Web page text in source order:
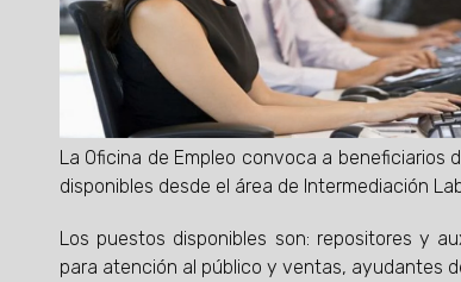
La Oficina de Empleo convoca a
disponibles desde el área de Intermediación
Los puestos disponibles son: repositores y
para atención al público y ventas, ayudantes